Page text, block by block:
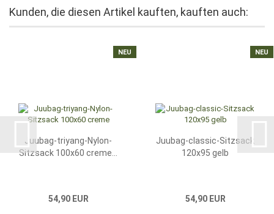
Kunden, die diesen Artikel kauften, kauften auch:
NEU
Juubag-triyang-Nylon-
Sitzsack 100x60 creme...
54,90 EUR
NEU
Juubag-classic-Sitzsack
120x95 gelb
54,90 EUR